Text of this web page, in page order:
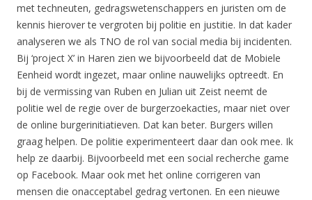
met techneuten, gedragswetenschappers en juristen om de
kennis hierover te vergroten bij politie en justitie. In dat kader
analyseren we als TNO de rol van social media bij incidenten.
Bij ‘project X’ in Haren zien we bijvoorbeeld dat de Mobiele
Eenheid wordt ingezet, maar online nauwelijks optreedt. En
bij de vermissing van Ruben en Julian uit Zeist neemt de
politie wel de regie over de burgerzoekacties, maar niet over
de online burgerinitiatieven. Dat kan beter. Burgers willen
graag helpen. De politie experimenteert daar dan ook mee. Ik
help ze daarbij. Bijvoorbeeld met een social recherche game
op Facebook. Maar ook met het online corrigeren van
mensen die onacceptabel gedrag vertonen. En een nieuwe